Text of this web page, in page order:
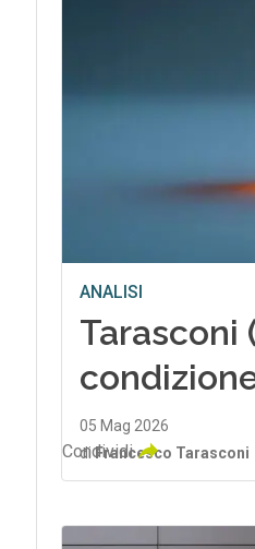
ANALISI
Tarasconi
05 Mag 2026
diFrancesco Tarasconi
Condividi